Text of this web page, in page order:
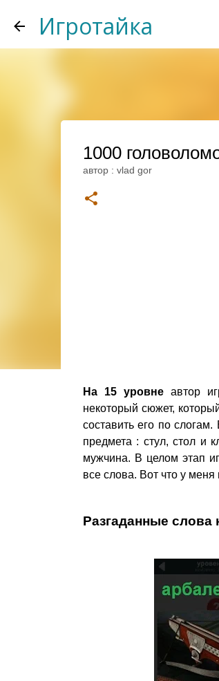
Игротайка
1000
автор : vlad gor
На 15 уровнеавтор
некоторый сюжет,
составить его по
предмета : стул, стол и
мужчина. В целом этап
все слова. Вот что у
Разгаданные слова